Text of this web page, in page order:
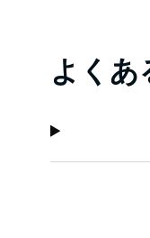
よくあ